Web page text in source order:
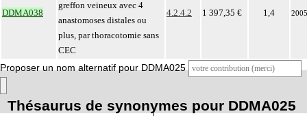
DDMA038
greffon veineux avec 4
anastomoses distales ou
plus, par thoracotomie sans
CEC
4.2.4.2 1 397,35 € 1,4 2005
Proposer un nom alternatif pour DDMA025
Thésaurus de synonymes pour DDMA025